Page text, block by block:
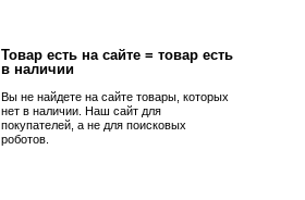
Товар есть на сайте = товар есть
в наличии
Вы не найдете на сайте товары, которых
нет в наличии. Наш сайт для
покупателей, а не для поисковых
роботов.